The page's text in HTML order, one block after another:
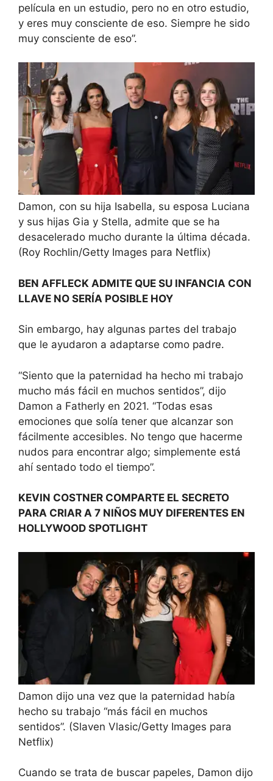
película en un estudio, pero no en otro estudio,
y eres muy consciente de eso. Siempre he sido
muy consciente de eso”.
Damon, con su hija Isabella, su esposa Luciana
y sus hijas Gia y Stella, admite que se ha
desacelerado mucho durante la última década.
(Roy Rochlin/Getty Images para Netflix)
BEN AFFLECK ADMITE QUE SU INFANCIA CON
LLAVE NO SERÍA POSIBLE HOY
Sin embargo, hay algunas partes del trabajo
que le ayudaron a adaptarse como padre.
“Siento que la paternidad ha hecho mi trabajo
mucho más fácil en muchos sentidos”, dijo
Damon a Fatherly en 2021. “Todas esas
emociones que solía tener que alcanzar son
fácilmente accesibles. No tengo que hacerme
nudos para encontrar algo; simplemente está
ahí sentado todo el tiempo”.
KEVIN COSTNER COMPARTE EL SECRETO
PARA CRIAR A 7 NIÑOS MUY DIFERENTES EN
HOLLYWOOD SPOTLIGHT
Damon dijo una vez que la paternidad había
hecho su trabajo “más fácil en muchos
sentidos”. (Slaven Vlasic/Getty Images para
Netflix)
Cuando se trata de buscar papeles, Damon dijo